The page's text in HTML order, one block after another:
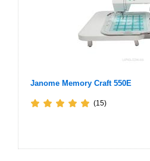
Лапка для стежки з вільною
Ковпачок для котушки -
Комплект пялец - великі і дуже
Janome Memory Craft 550E
(15)